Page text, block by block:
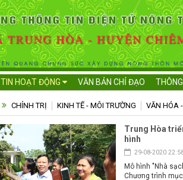
TIN HOẠT ĐỘNG VĂN BẢN CHỈ ĐẠO
CHÍNH TRỊ KINH TẾ - MÔI TRƯỜNG VĂN HÓA
Trung Hòa
hình
29-08-2020
Mô hình "Nhà
Chương trình